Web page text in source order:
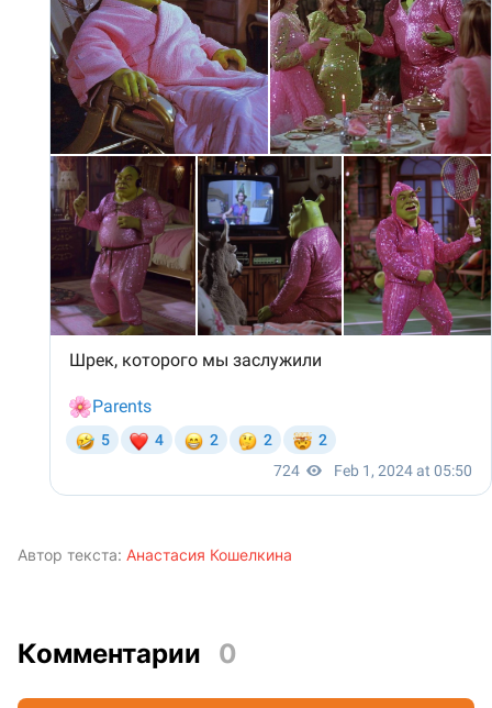
Автор текста: Анастасия Кошелкина
Комментарии 0